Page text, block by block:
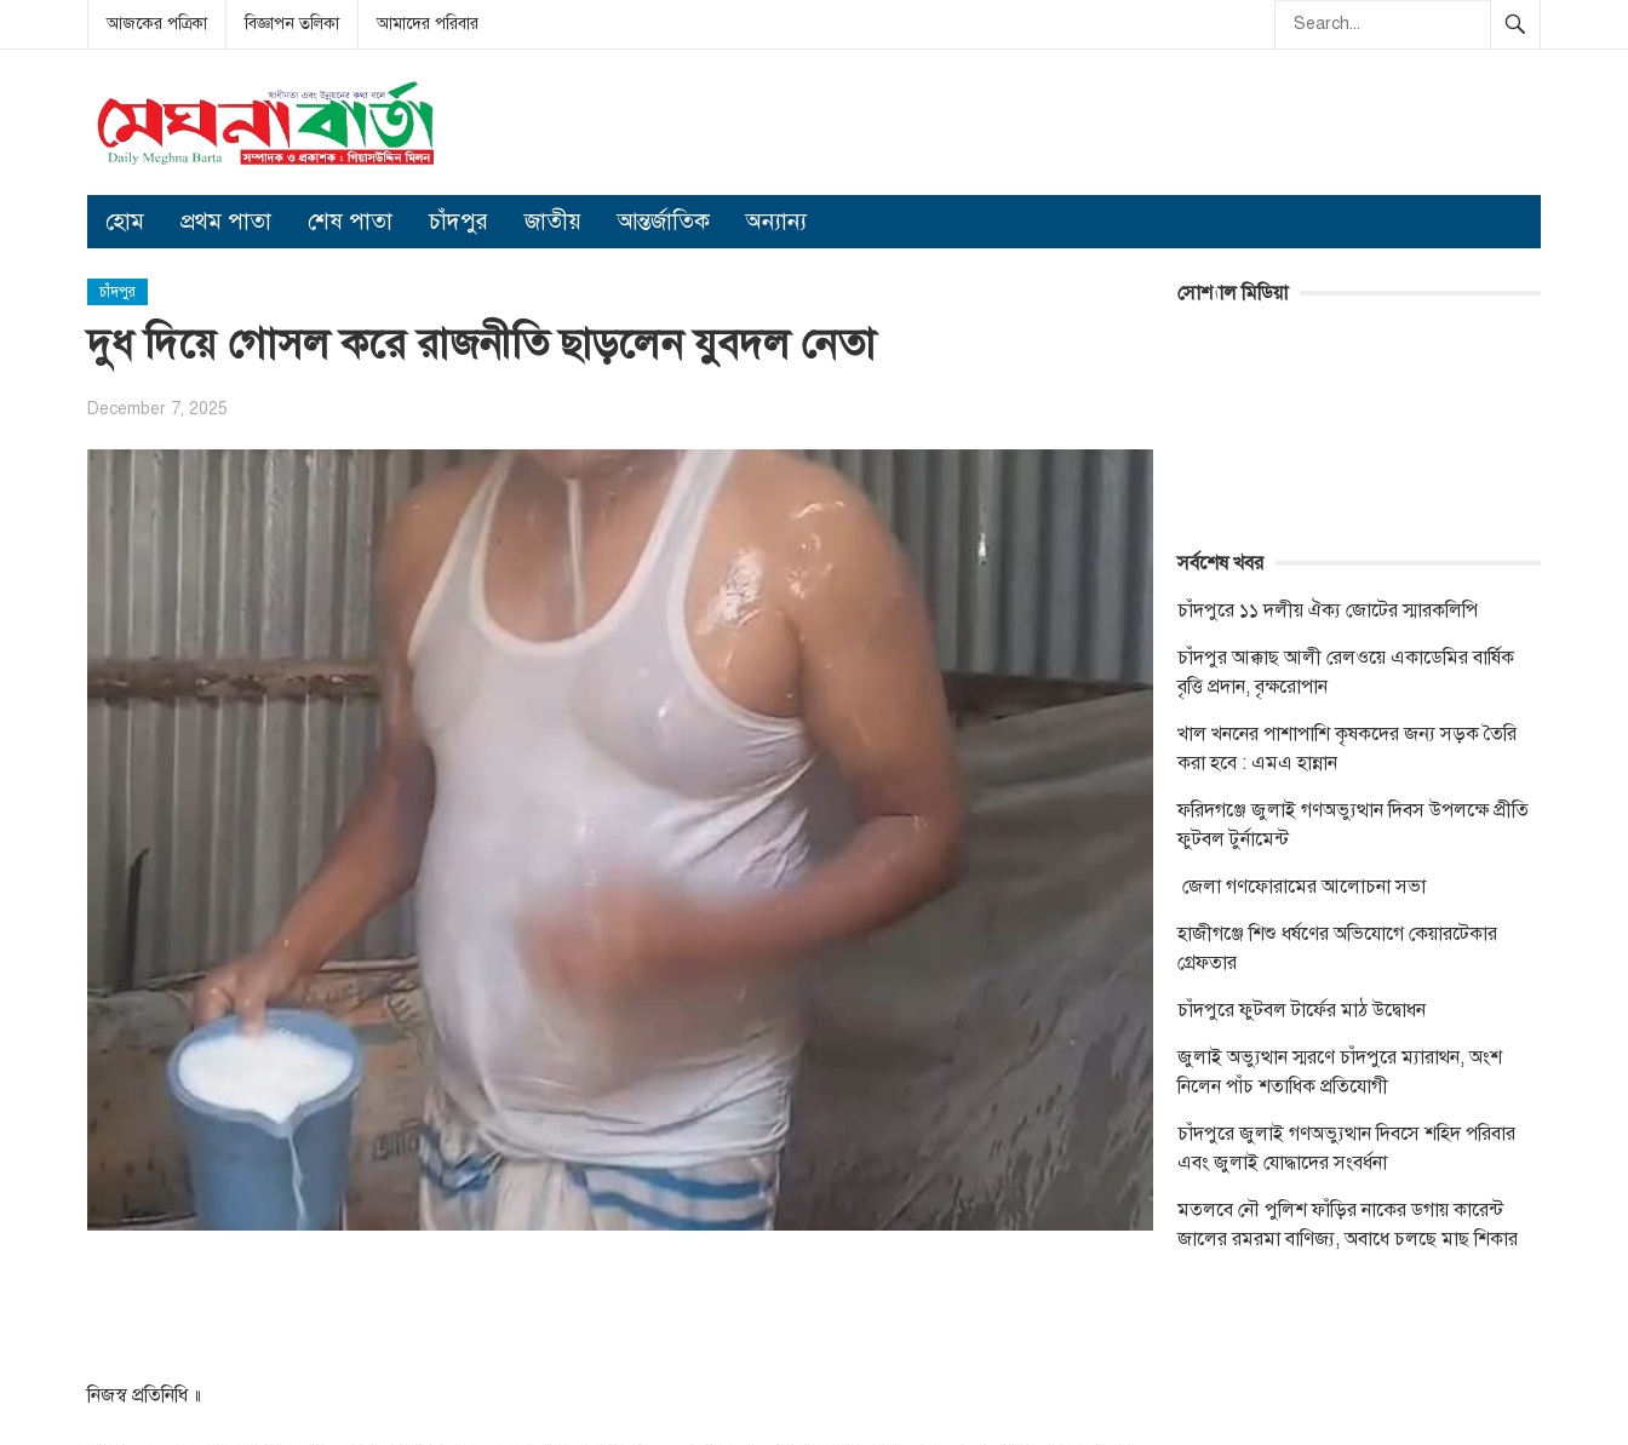
আজকের পত্রিকা বিজ্ঞাপন তলিকা আমাদের পরিবার
হোম প্রথম পাতা শেষ পাতা চাঁদপুর জাতীয় আন্তর্জাতিক অন্যান্য
চাঁদপুর
দুধ দিয়ে গোসল করে রাজনীতি ছাড়লেন যুবদল নেতা
December 7, 2025
নিজস্ব প্রতিনিধি ॥
সোশ্যাল মিডিয়া
সর্বশেষ খবর
চাঁদপুরে ১১ দলীয় ঐক্য জোটের স্মারকলিপি
চাঁদপুর আক্কাছ আলী রেলওয়ে একাডেমির বার্ষিক
বৃত্তি প্রদান, বৃক্ষরোপান
খাল খননের পাশাপাশি কৃষকদের জন্য সড়ক তৈরি
করা হবে : এমএ হান্নান
ফরিদগঞ্জে জুলাই গণঅভ্যুত্থান দিবস উপলক্ষে প্রীতি
ফুটবল টুর্নামেন্ট
জেলা গণফোরামের আলোচনা সভা
হাজীগঞ্জে শিশু ধর্ষণের অভিযোগে কেয়ারটেকার
গ্রেফতার
চাঁদপুরে ফুটবল টার্ফের মাঠ উদ্বোধন
জুলাই অভ্যুত্থান স্মরণে চাঁদপুরে ম্যারাথন, অংশ
নিলেন পাঁচ শতাধিক প্রতিযোগী
চাঁদপুরে জুলাই গণঅভ্যুত্থান দিবসে শহিদ পরিবার
এবং জুলাই যোদ্ধাদের সংবর্ধনা
মতলবে নৌ পুলিশ ফাঁড়ির নাকের ডগায় কারেন্ট
জালের রমরমা বাণিজ্য, অবাধে চলছে মাছ শিকার